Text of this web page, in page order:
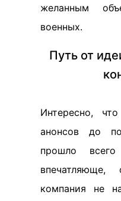
желанным
военных.
Путь от
Интересно,
анонсов до
прошло
впечатляюще,
компания не